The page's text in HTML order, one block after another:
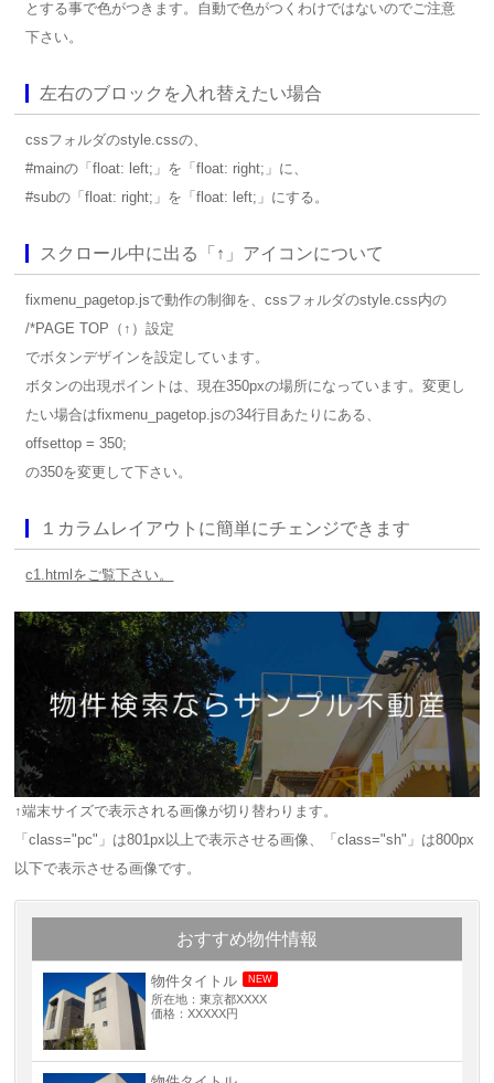
とする事で色がつきます。自動で色がつくわけではないのでご注意
下さい。
左右のブロックを入れ替えたい場合
cssフォルダのstyle.cssの、
#mainの「float: left;」を「float: right;」に、
#subの「float: right;」を「float: left;」にする。
スクロール中に出る「↑」アイコンについて
fixmenu_pagetop.jsで動作の制御を、cssフォルダのstyle.css内の
/*PAGE TOP（↑）設定
でボタンデザインを設定しています。
ボタンの出現ポイントは、現在350pxの場所になっています。変更し
たい場合はfixmenu_pagetop.jsの34行目あたりにある、
offsettop = 350;
の350を変更して下さい。
１カラムレイアウトに簡単にチェンジできます
c1.htmlをご覧下さい。
↑端末サイズで表示される画像が切り替わります。
「class="pc"」は801px以上で表示させる画像、「class="sh"」は800px
以下で表示させる画像です。
おすすめ物件情報
物件タイトル NEW
所在地：東京都XXXX
価格：XXXXX円